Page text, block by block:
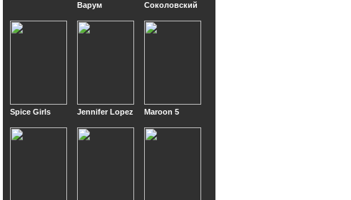
Варум
Соколовский
Spice Girls Jennifer Lopez Maroon 5